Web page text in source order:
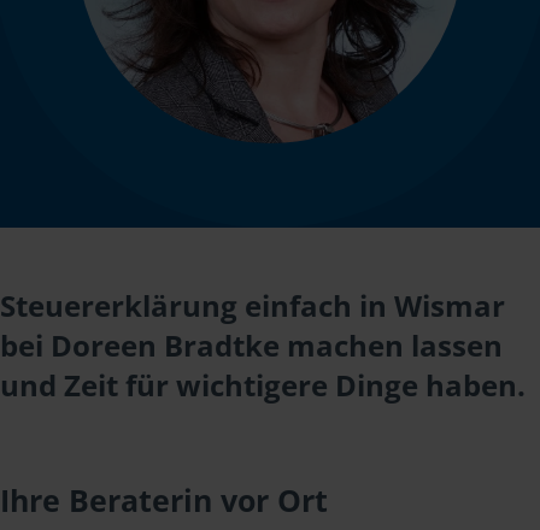
Steuererklärung einfach in Wismar
bei Doreen Bradtke machen lassen
und Zeit für wichtigere Dinge haben.
Ihre Beraterin vor Ort